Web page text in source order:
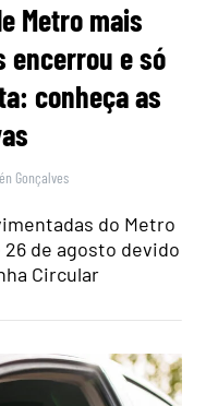
Metro mais
encerrou e só
conheça as
Gonçalves
do Metro
de agosto devido
Circular